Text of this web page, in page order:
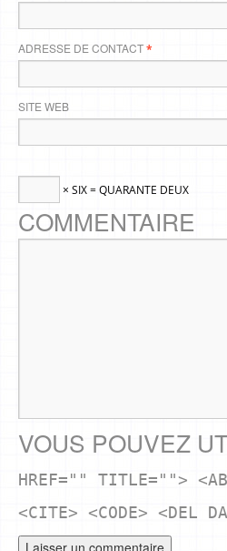
ADRESSE DE CONTACT*
SITE WEB
× SIX = QUARANTE DEUX
COMMENTAIRE
VOUS POUVEZ
HREF="" TITLE="">
<CITE> <CODE> <DEL